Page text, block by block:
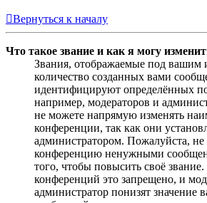
Вернуться к началу
Что такое звание и как я могу
Звания, отображаемые под вашим
количество созданных вами
идентифицируют определённых
например, модераторов и
не можете напрямую изменять
конференции, так как они
администратором. Пожалуйста, не
конференцию ненужными
того, чтобы повысить своё
конференций это запрещено, и
администратор понизят значение